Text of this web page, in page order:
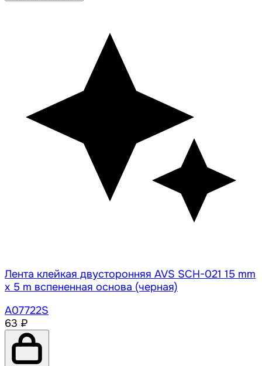
Лента клейкая двусторонняя AVS SCH-021 15 mm
x 5 m вспененная основа (черная)
A07722S
63 ₽